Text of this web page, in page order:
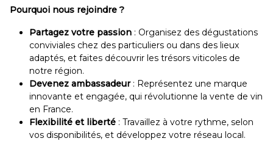
Pourquoi nous rejoindre ?
Partagez votre passion : Organisez des dégustations
conviviales chez des particuliers ou dans des lieux
adaptés, et faites découvrir les trésors viticoles de
notre région.
Devenez ambassadeur: Représentez une marque
innovante et engagée, qui révolutionne la vente de vin
en France.
Flexibilité et liberté : Travaillez à votre rythme, selon
vos disponibilités, et développez votre réseau local.